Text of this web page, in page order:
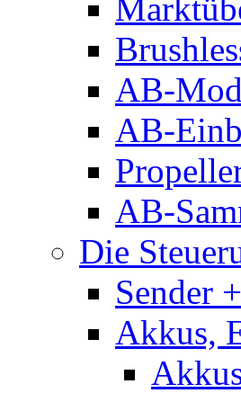
AB-
AB-
AB-
Die
Sender
Akkus,